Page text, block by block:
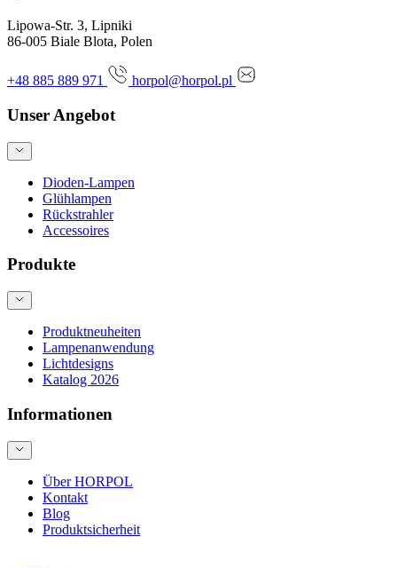
Lipowa-Str. 3, Lipniki
86-005 Biale Blota, Polen
+48 885 889 971 horpol@horpol.pl
Unser Angebot
Dioden-Lampen
Glühlampen
Rückstrahler
Accessoires
Produkte
Produktneuheiten
Lampenanwendung
Lichtdesigns
Katalog 2026
Informationen
Über HORPOL
Kontakt
Blog
Produktsicherheit